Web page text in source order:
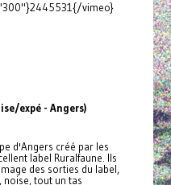
vimeo}
expé - Angers)
d'Angers créé par les
label Ruralfaune. Ils
des sorties du label,
noise, tout un tas